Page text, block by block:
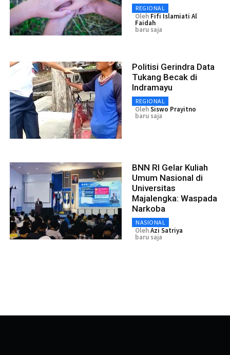
REGIONAL
Oleh Fifi Islamiati Al
Faidah
baru saja
Politisi Gerindra Data
Tukang Becak di
Indramayu
REGIONAL
OlehSiswo Prayitno
baru saja
BNN RI Gelar Kuliah
Umum Nasional di
Universitas
Majalengka: Waspada
Narkoba
NASIONAL
OlehAzi Satriya
baru saja